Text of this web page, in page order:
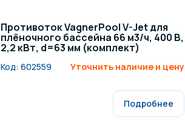
Противоток VagnerPool V-Jet для
плёночного бассейна 66 м3/ч, 400 В,
2,2 кВт, d=63 мм (комплект)
Код: 602559 Уточнить наличие и цену
Подробнее